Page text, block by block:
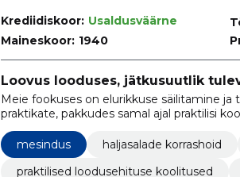
Krediidiskoor: Usaldusväärne
Maineskoor: 1940
Loovus looduses, jätkusuutlik
Meie fookuses on elurikkuse säilitamine ja
praktikate, pakkudes samal ajal praktilisi
maastikukujundusteenuseid.
mesindus
haljasalade korrashoid
praktilised loodusehituse koolitused